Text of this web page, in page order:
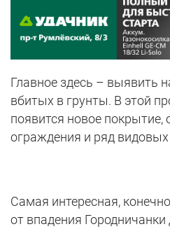
Главное здесь – выявить
вбитых в грунты. В этой
появится новое покрытие,
ограждения и ряд
Самая интересная,
от впадения Городничанки